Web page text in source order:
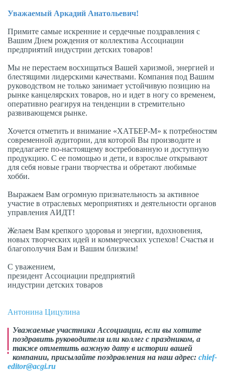
Уважаемый Аркадий Анатольевич!
Примите самые искренние и сердечные поздравления с
Вашим Днем рождения от коллектива Ассоциации
предприятий индустрии детских товаров!
Мы не перестаем восхищаться Вашей харизмой, энергией и
блестящими лидерскими качествами. Компания под Вашим
руководством не только занимает устойчивую позицию на
рынке канцелярских товаров, но и идет в ногу со временем,
оперативно реагируя на тенденции в стремительно
развивающемся рынке.
Хочется отметить и внимание «ХАТБЕР-М» к потребностям
современной аудитории, для которой Вы производите и
предлагаете по-настоящему востребованную и доступную
продукцию. С ее помощью и дети, и взрослые открывают
для себя новые грани творчества и обретают любимые
хобби.
Выражаем Вам огромную признательность за активное
участие в отраслевых мероприятиях и деятельности органов
управления АИДТ!
Желаем Вам крепкого здоровья и энергии, вдохновения,
новых творческих идей и коммерческих успехов! Счастья и
благополучия Вам и Вашим близким!
С уважением,
президент Ассоциации предприятий
индустрии детских товаров
Антонина Цицулина
Уважаемые участники Ассоциации, если вы хотите
поздравить руководителя или коллег с праздником, а
также отметить важную дату в истории вашей
компании, присылайте поздравления на наш адрес: chief-
editor@acgi.ru